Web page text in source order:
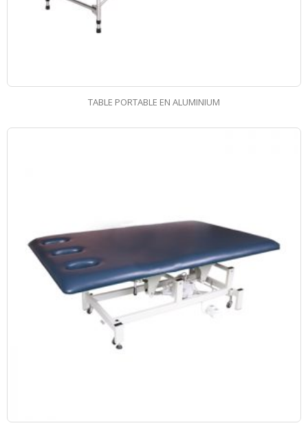
TABLE PORTABLE EN ALUMINIUM